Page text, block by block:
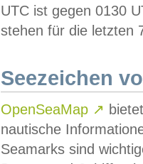
UTC ist gegen 0130
stehen für die letzten
Seezeichen
OpenSeaMap ↗
nautische
Seamarks sind